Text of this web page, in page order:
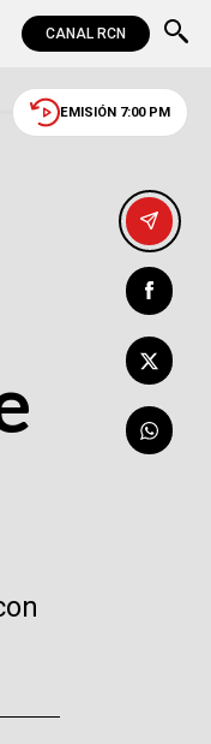
CANAL RCN
EMISIÓN 7:00 PM